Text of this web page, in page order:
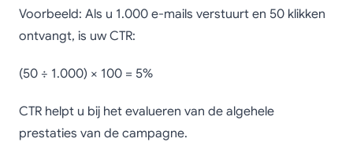
Voorbeeld: Als u 1.000 e-mails verstuurt en 50 klikken
ontvangt, is uw CTR:
(50 ÷ 1.000) × 100 = 5%
CTR helpt u bij het evalueren van de algehele
prestaties van de campagne.